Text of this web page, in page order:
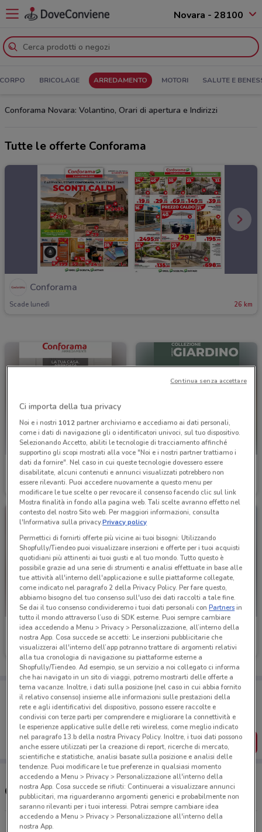
Novara - 28100
BRICOLAGE ARREDAMENTO MOTORI SALUTE E
Conforama Novara: Volantino, Orari di apertura e Indirizzi
Tutte le offerte Conforama
Conforama
Scade lunedì 26 km
Conforama
Scade il 30/09 26 km
Conforama
Scade il 31/08
Conforama
Scade il 31/08 26 km
Conforama
Scade il 31/08 26 km
Porta DoveConviene sempre con te!
Puoi trovare le migliori offerte dei negozi vicino a te,
salvarle e creare la tua lista del risparmio, comodamente
dal tuo cellulare.
SCARICA L’APP
Orari Conforama e orari
Via Solferino, 3 Busto Arsizio
Ci importa della tua privacy
Noi e i nostri 1012partner archiviamo e accediamo ai dati personali,
come i dati di navigazione gli o identificatori univoci, sul tuo dispositivo.
Selezionando Accetto, abiliti le tecnologie di tracciamento affinché
supportino gli scopi mostrati alla voce "Noi e i nostri partner trattiamo i
dati da fornire". Nel caso in cui queste tecnologie dovessero essere
disabilitate, alcuni contenuti e annunci visualizzati potrebbero non
essere rilevanti. Puoi accedere nuovamente a questo menu per
modificare le tue scelte o per revocare il consenso facendo clic sul link
Mostra finalità in fondo alla pagina web. Tali scelte avranno effetto nel
contesto del nostro Sito web. Per maggiori informazioni, consulta
l'Informativa sulla privacy.Privacy policy
Permettici di fornirti offerte più vicine ai tuoi bisogni: Utilizzando
Shopfully/Tiendeo puoi visualizzare inserzioni e offerte per i tuoi acquisti
quotidiani più attinenti ai tuoi gusti e al tuo mondo. Tutto questo è
possibile grazie ad una serie di strumenti e analisi effettuate in base alle
tue attività all'interno dell'applicazione e sulle piattaforme collegate,
come indicato nel paragrafo 2 della Privacy Policy. Per fare questo,
abbiamo bisogno del tuo consenso sull'uso dei dati raccolti a tale fine.
Se dai il tuo consenso condivideremo i tuoi dati personali conPartnersin
tutto il mondo attraverso l’uso di SDK esterne. Puoi sempre cambiare
idea accedendo a Menu > Privacy > Personalizzazione, all’interno della
nostra App. Cosa succede se accetti: Le inserzioni pubblicitarie che
visualizzerai all'interno dell’app potranno trattare di argomenti relativi
alla tua cronologia di navigazione su piattaforme esterne a
Shopfully/Tiendeo. Ad esempio, se un servizio a noi collegato ci informa
che hai navigato in un sito di viaggi, potremo mostrarti delle offerte a
tema vacanze. Inoltre, i dati sulla posizione (nel caso in cui abbia fornito
il relativo consenso) insieme alle informazioni sulle prestazioni della
rete e agli identificativi del dispositivo, possono essere raccolte e
condivisi con terze parti per comprendere e migliorare la connettività e
le esperienze applicative sulle delle reti wireless, come meglio indicato
nel paragrafo 13.b della nostra Privacy Policy. Inoltre, i tuoi dati possono
anche essere utilizzati per la creazione di report, ricerche di mercato,
scientifiche e statistiche, analisi basate sulla posizione e analisi delle
tendenze. Puoi modificare le tue preferenze in qualsiasi momento
accedendo a Menu > Privacy > Personalizzazione all'interno della
nostra App. Cosa succede se rifiuti: Continuerai a visualizzare annunci
pubblicitari, ma riguarderanno argomenti generici e probabilmente non
saranno rilevanti per i tuoi interessi. Potrai sempre cambiare idea
accedendo a Menu > Privacy > Personalizzazione all'interno della
nostra App.
Continua senza accettare